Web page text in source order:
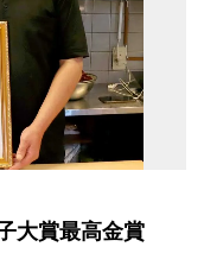
大賞最高金賞